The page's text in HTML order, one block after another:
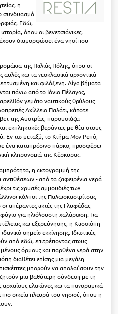
η
συνδυασμό
Εδώ,
όπου οι βενετσιάνικες,
έχουν διαμορφώσει ένα νησί που
της Παλιάς Πόλης, όπου οι
και τα νεοκλασικά αρχοντικά
και φιλόξενη. Λίγα βήματα
πάνω από το Ιόνιο Πέλαγος,
γεμάτο ναυτικούς θρύλους
Αχίλλειο Παλάτι, κάποτε
της Αυστρίας, παρουσιάζει
εκπληκτικές βεράντες με θέα στους
Εν τω μεταξύ, το Κτήμα Μον Ρεπό,
ένα καταπράσινο πάρκο, προσφέρει
κληρονομιά της Κέρκυρας.
η ακτογραμμή της
αντιθέσεων - από τα ζαφειρένια νερά
τις χρυσές αμμουδιές των
κόλποι της Παλαιοκαστρίτσας
απέραντες ακτές της Γλυφάδας
για ηλιόλουστη χαλάρωση. Για
και εξερεύνησης, η Κασσιόπη
σημείο εκκίνησης. Ιδιωτικές
από εδώ, επιτρέποντας στους
όρμους και παρθένα νερά στην
διαθέτει επίσης μια μεγάλη
μπορούν να απολαύσουν την
μια βαθύτερη σύνδεση με τη
ελαιώνες και τα πανοραμικά
οικεία πλευρά του νησιού, όπου η